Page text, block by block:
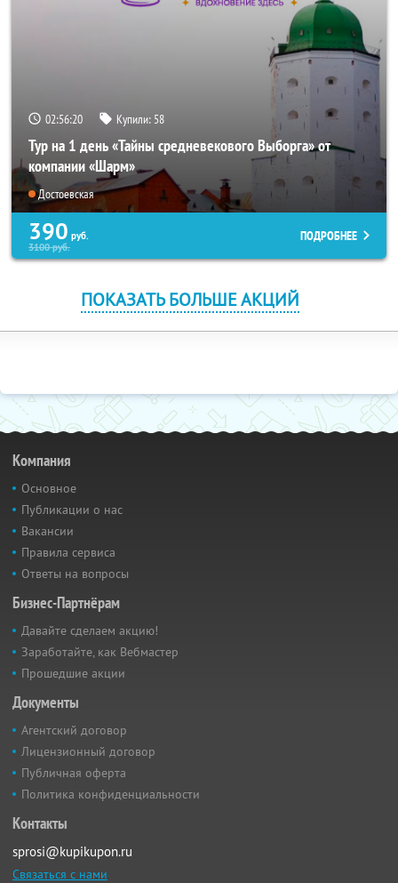
02:56:20 Купили: 58
Тур на 1 день «Тайны средневекового Выборга» от
компании «Шарм»
Достоевская
390 руб.
3100руб.
ПОДРОБНЕЕ
ПОКАЗАТЬ БОЛЬШЕ АКЦИЙ
Компания
Основное
Публикации о нас
Вакансии
Правила сервиса
Ответы на вопросы
Бизнес-Партнёрам
Давайте сделаем акцию!
Заработайте, как Вебмастер
Прошедшие акции
Документы
Агентский договор
Лицензионный договор
Публичная оферта
Политика конфиденциальности
Контакты
sprosi@kupikupon.ru
Связаться с нами